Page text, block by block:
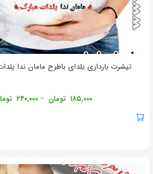
تیشرت بارداری یلدای باطرح مامان ندا
۱۸۵,۰۰۰ تومان – ۲۴۰,۰۰۰